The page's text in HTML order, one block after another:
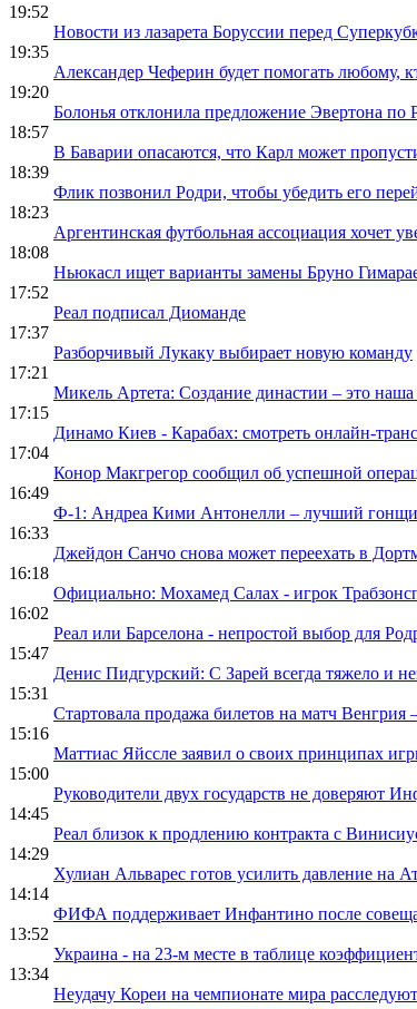
19:52
Новости из лазарета Боруссии перед
19:35
Александер Чеферин будет помогать любому,
19:20
Болонья отклонила предложение Эвертона по
18:57
В Баварии опасаются, что Карл может
18:39
Флик позвонил Родри, чтобы убедить его
18:23
Аргентинская футбольная ассоциация хочет
18:08
Ньюкасл ищет варианты замены Бруно
17:52
Реал подписал Диоманде
17:37
Разборчивый Лукаку выбирает новую команду
17:21
Микель Артета: Создание династии – это наша
17:15
Динамо Киев - Карабах: смотреть онлайн-
17:04
Конор Макгрегор сообщил об успешной
16:49
Ф-1: Андреа Кими Антонелли – лучший
16:33
Джейдон Санчо снова может переехать в
16:18
Официально: Мохамед Салах - игрок
16:02
Реал или Барселона - непростой выбор для
15:47
Денис Пидгурский: С Зарей всегда тяжело и
15:31
Стартовала продажа билетов на матч Венгрия
15:16
Маттиас Яйссле заявил о своих принципах
15:00
Руководители двух государств не доверяют
14:45
Реал близок к продлению контракта с
14:29
Хулиан Альварес готов усилить давление на
14:14
ФИФА поддерживает Инфантино после
13:52
Украина - на 23-м месте в таблице
13:34
Неудачу Кореи на чемпионате мира